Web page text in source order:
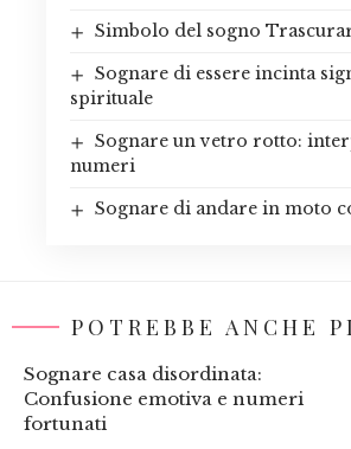
Simbolo del sogno
Sognare di essere incinta
spirituale
Sognare un vetro rotto:
numeri
Sognare di andare in moto
POTREBBE ANCHE
Sognare casa disordinata:
Confusione emotiva e numeri
fortunati